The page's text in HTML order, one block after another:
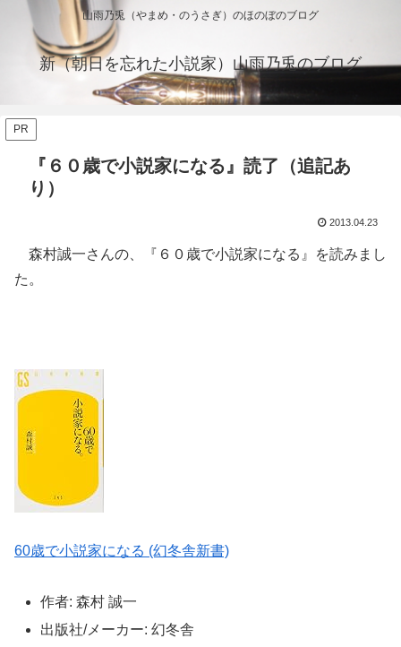
山雨乃兎（やまめ・のうさぎ）のほのぼのブログ
新（朝日を忘れた小説家）山雨乃兎のブログ
PR
『６０歳で小説家になる』読了（追記あ
り）
2013.04.23
森村誠一さんの、『６０歳で小説家になる』を読みまし
た。
60歳で小説家になる (幻冬舎新書)
作者: 森村 誠一
出版社/メーカー: 幻冬舎